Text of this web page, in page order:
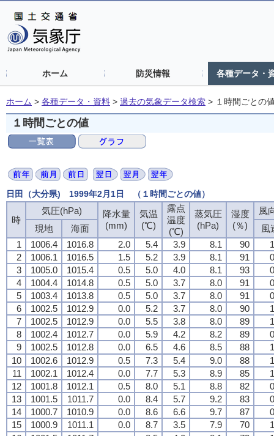
ホーム 防災情報 各種データ・
ホーム > 各種データ・資料 > 過去の気象データ検索 > １時間ごとの
１時間ごとの値
日田（大分県) 1999年2月1日 （１時間ごとの値）
時
気圧(hPa)
降水量
(mm)
気温
(℃)
露点
温度
(℃)
蒸気圧
(hPa)
湿度
(％)
風
現地
海面
風
1
1006.4 1016.8 2.0 5.4 3.9 8.1 90
2
1006.1 1016.5 1.5 5.2 3.9 8.1 91
3
1005.0 1015.4 0.5 5.0 4.0 8.1 93
4
1004.4 1014.8 0.5 5.0 3.7 8.0 91
5
1003.4 1013.8 0.5 5.0 3.7 8.0 91
6
1002.5 1012.9 0.0 5.2 3.7 8.0 90
7
1002.5 1012.9 0.0 5.5 3.8 8.0 89
8
1002.4 1012.7 0.0 5.9 4.2 8.2 89
9
1002.5 1012.8 0.0 6.5 4.6 8.5 88
10
1002.6 1012.9 0.5 7.3 5.4 9.0 88
11
1002.1 1012.4 0.0 7.7 5.3 8.9 85
12
1001.8 1012.1 0.5 8.0 5.1 8.8 82
13
1001.5 1011.7 0.0 8.4 5.7 9.2 83
14
1000.7 1010.9 0.0 8.6 6.6 9.7 87
15
1000.9 1011.1 0.0 8.7 3.5 7.9 70